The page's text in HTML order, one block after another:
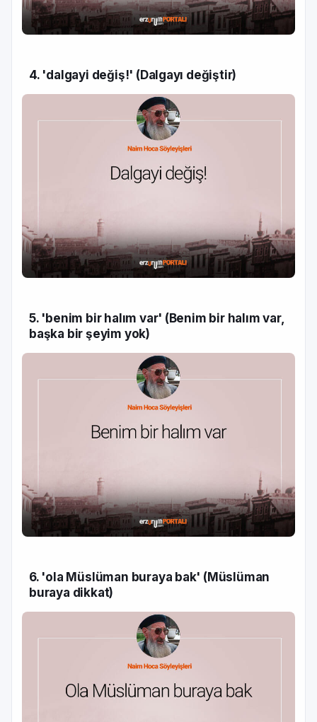
4. 'dalgayi değiş!' (Dalgayı değiştir)
5. 'benim bir halım var' (Benim bir halım var,
başka bir şeyim yok)
6. 'ola Müslüman buraya bak' (Müslüman
buraya dikkat)